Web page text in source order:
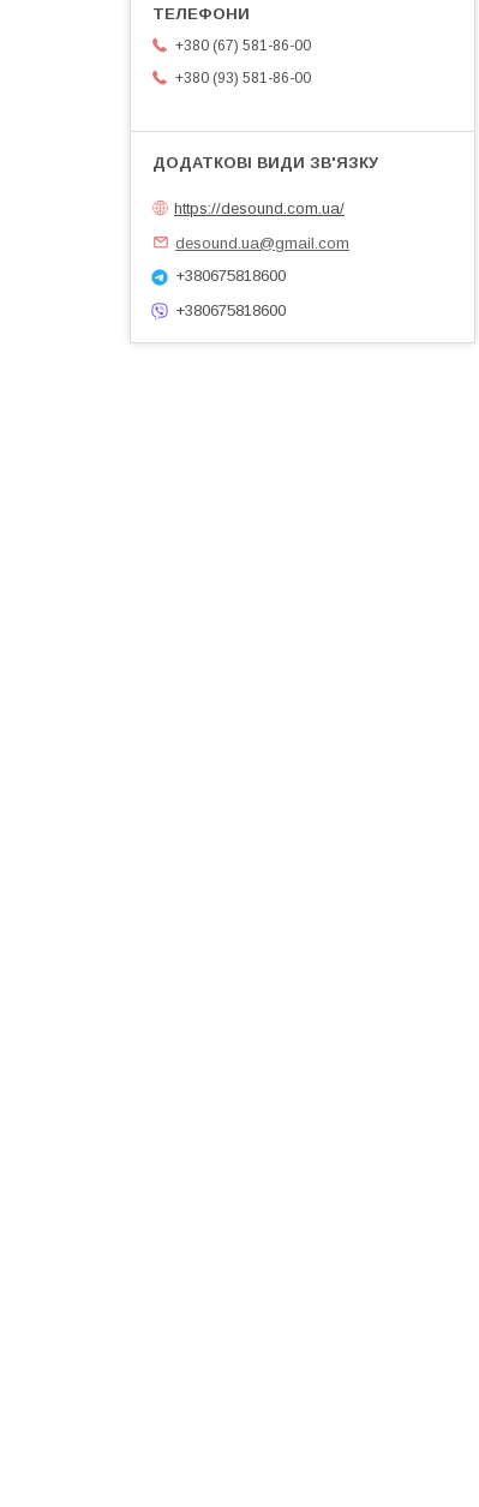
+380 (67) 581-86-00
+380 (93) 581-86-00
https://desound.com.ua/
desound.ua@gmail.com
+380675818600
+380675818600